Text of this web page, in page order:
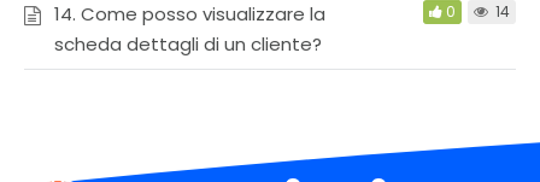
14. Come posso visualizzare la
scheda dettagli di un cliente?
0 14